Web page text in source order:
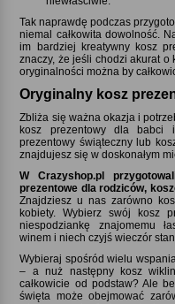
Tak naprawdę podczas
niemal całkowita dowolność.
im bardziej kreatywny kosz
znaczy, że jeśli chodzi akurat o
oryginalności można by
Oryginalny kosz
Zbliża się ważna okazja i
kosz prezentowy dla babci
prezentowy świąteczny lub
znajdujesz się w doskonałym
W Crazyshop.pl
prezentowe dla rodziców,
Znajdziesz u nas zarówno
kobiety. Wybierz swój kosz
niespodziankę znajomemu
winem i niech czyjś wieczór
Wybieraj spośród wielu
– a nuż następny kosz
całkowicie od podstaw? Ale
święta może obejmować